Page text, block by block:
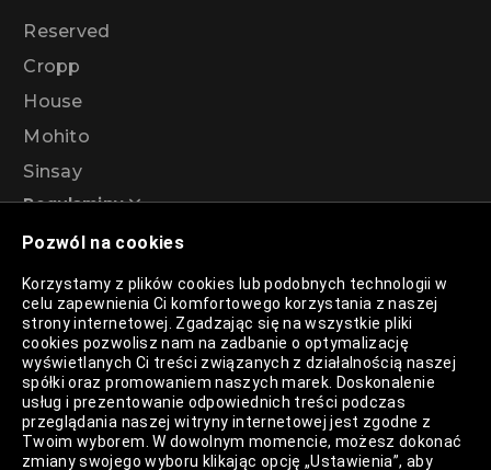
Pozwól na cookies
Korzystamy z plików cookies lub podobnych technologii w
celu zapewnienia Ci komfortowego korzystania z naszej
strony internetowej. Zgadzając się na wszystkie pliki
cookies pozwolisz nam na zadbanie o optymalizację
wyświetlanych Ci treści związanych z działalnością naszej
spółki oraz promowaniem naszych marek. Doskonalenie
usług i prezentowanie odpowiednich treści podczas
przeglądania naszej witryny internetowej jest zgodne z
Twoim wyborem. W dowolnym momencie, możesz dokonać
zmiany swojego wyboru klikając opcję „Ustawienia”, aby
Reserved
Cropp
House
Mohito
Sinsay
Regulaminy
Regulamin akcji promocyjnej – Program
rabatowy 99%
Polityka Prywatności
Polityka Plików Cookies
Lista Plików Cookies